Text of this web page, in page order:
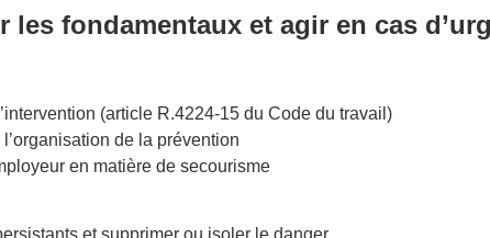
fondamentaux et agir en cas
(article R.4224-15 du Code du travail)
de la prévention
en matière de secourisme
et supprimer ou isoler le danger